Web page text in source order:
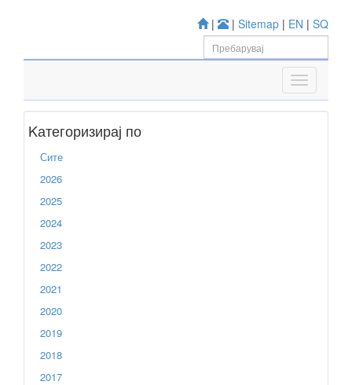
| | Sitemap | EN | SQ
Kатегоризирај по
Сите
2026
2025
2024
2023
2022
2021
2020
2019
2018
2017